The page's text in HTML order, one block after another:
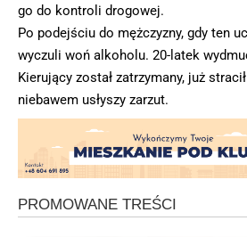
go do kontroli drogowej.
Po podejściu do mężczyzny, gdy ten
wyczuli woń alkoholu. 20-latek
Kierujący został zatrzymany, już
niebawem usłyszy zarzut.